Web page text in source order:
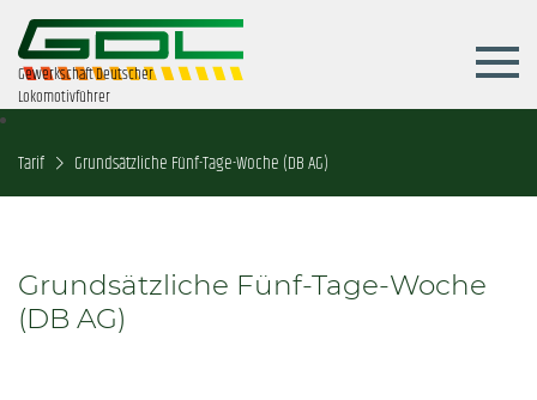
Gewerkschaft Deutscher
Lokomotivführer
Tarif Grundsätzliche Fünf-Tage-Woche (DB AG)
Grundsätzliche Fünf-Tage-Woche
(DB AG)